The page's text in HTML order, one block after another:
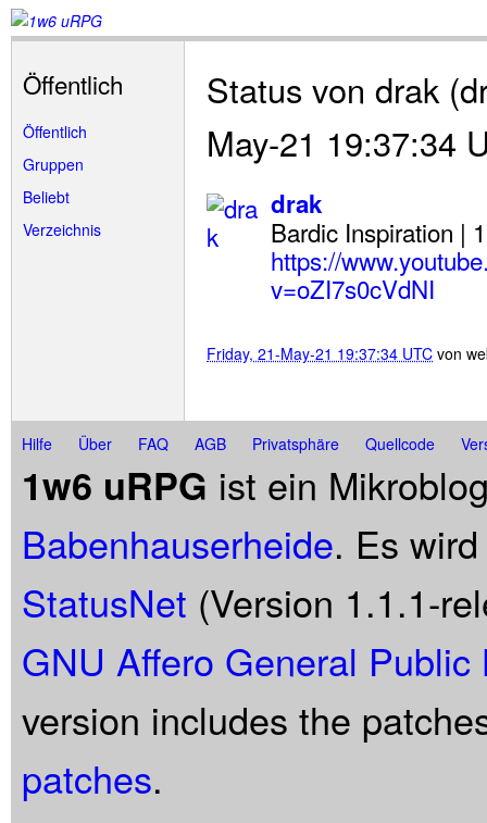
Öffentlich
Öffentlich
Gruppen
Beliebt
Verzeichnis
Status von drak
May-21 19:37:34
drak
Bardic Inspiration |
https://
v=oZI7s0cVdNI
Friday, 21-May-21 19:37:34 UTC von
Hilfe Über FAQ AGB Privatsphäre Quellcode
1w6 uRPG ist ein
Babenhauserheide. Es
StatusNet (Version 1.1.1-
GNU Affero General Public
version includes the
patches.